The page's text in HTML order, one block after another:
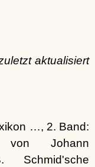
aktualisiert
…, 2. Band:
von Johann
Schmid'sche